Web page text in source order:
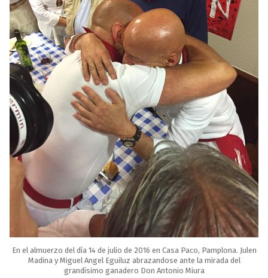
En el almuerzo del día 14 de julio de 2016 en Casa Paco, Pamplona. Julen
Madina y Miguel Angel Eguiluz abrazandose ante la mirada del
grandísimo ganadero Don Antonio Miura